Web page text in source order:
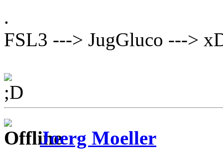
. ,---> SiDiary
FSL3 ---> JugGluco --->
Joerg Moeller